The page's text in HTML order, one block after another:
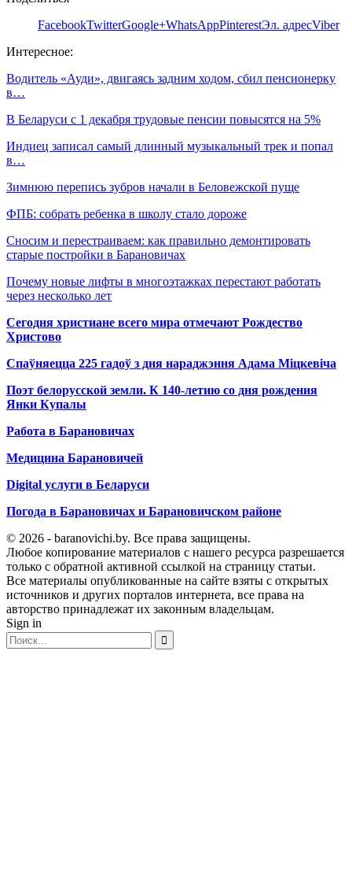
FacebookTwitterGoogle+WhatsAppPinterestЭл. адресViber
Интересное:
Водитель «Ауди», двигаясь задним ходом, сбил пенсионерку
в…
В Беларуси с 1 декабря трудовые пенсии повысятся на 5%
Индиец записал самый длинный музыкальный трек и попал
в…
Зимнюю перепись зубров начали в Беловежской пуще
ФПБ: собрать ребенка в школу стало дороже
Сносим и перестраиваем: как правильно демонтировать
старые постройки в Барановичах
Почему новые лифты в многоэтажках перестают работать
через несколько лет
Сегодня христиане всего мира отмечают Рождество
Христово
Спаўняецца 225 гадоў з дня нараджэння Адама Міцкевіча
Поэт белорусской земли. К 140-летию со дня рождения
Янки Купалы
Работа в Барановичах
Медицина Барановичей
Digital услуги в Беларуси
Погода в Барановичах и Барановичском районе
© 2026 - baranovichi.by. Все права защищены.
Любое копирование материалов с нашего ресурса разрешается
только с обратной активной ссылкой на страницу статьи.
Все материалы опубликованные на сайте взяты с открытых
источников и других порталов интернета, все права на
авторство принадлежат их законным владельцам.
Sign in